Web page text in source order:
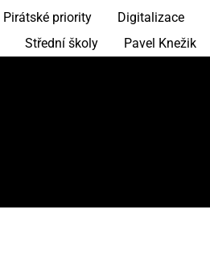
Pirátské priority Digitalizace
Střední školy Pavel Knežik